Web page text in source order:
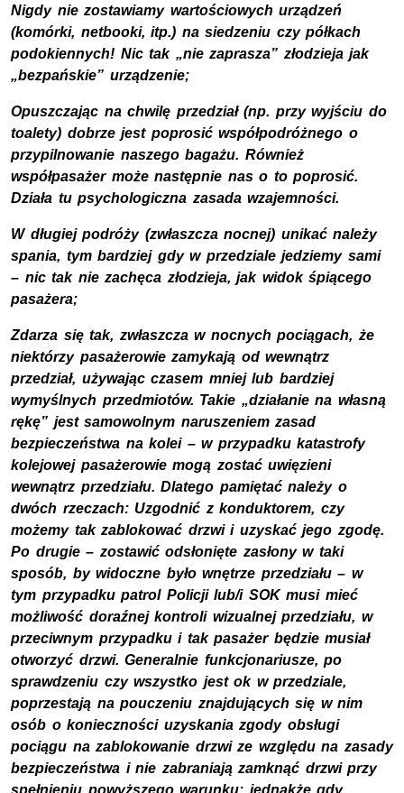
Nigdy nie zostawiamy wartościowych urządzeń
(komórki, netbooki, itp.) na siedzeniu czy półkach
podokiennych! Nic tak „nie zaprasza” złodzieja jak
„bezpańskie” urządzenie;
Opuszczając na chwilę przedział (np. przy wyjściu do
toalety) dobrze jest poprosić współpodróżnego o
przypilnowanie naszego bagażu. Również
współpasażer może następnie nas o to poprosić.
Działa tu psychologiczna zasada wzajemności.
W długiej podróży (zwłaszcza nocnej) unikać należy
spania, tym bardziej gdy w przedziale jedziemy sami
– nic tak nie zachęca złodzieja, jak widok śpiącego
pasażera;
Zdarza się tak, zwłaszcza w nocnych pociągach, że
niektórzy pasażerowie zamykają od wewnątrz
przedział, używając czasem mniej lub bardziej
wymyślnych przedmiotów. Takie „działanie na własną
rękę” jest samowolnym naruszeniem zasad
bezpieczeństwa na kolei – w przypadku katastrofy
kolejowej pasażerowie mogą zostać uwięzieni
wewnątrz przedziału. Dlatego pamiętać należy o
dwóch rzeczach: Uzgodnić z konduktorem, czy
możemy tak zablokować drzwi i uzyskać jego zgodę.
Po drugie – zostawić odsłonięte zasłony w taki
sposób, by widoczne było wnętrze przedziału – w
tym przypadku patrol Policji lub/i SOK musi mieć
możliwość doraźnej kontroli wizualnej przedziału, w
przeciwnym przypadku i tak pasażer będzie musiał
otworzyć drzwi. Generalnie funkcjonariusze, po
sprawdzeniu czy wszystko jest ok w przedziale,
poprzestają na pouczeniu znajdujących się w nim
osób o konieczności uzyskania zgody obsługi
pociągu na zablokowanie drzwi ze względu na zasady
bezpieczeństwa i nie zabraniają zamknąć drzwi przy
spełnieniu powyższego warunku; jednakże gdy